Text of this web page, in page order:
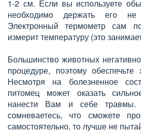
1-2 см. Если вы используете
необходимо держать его
Электронный термометр сам
измерит температуру (это
Большинство животных
процедуре, поэтому
Несмотря на болезненное
питомец может оказать
нанести Вам и себе
сомневаетесь, что сможете
самостоятельно, то лучше не